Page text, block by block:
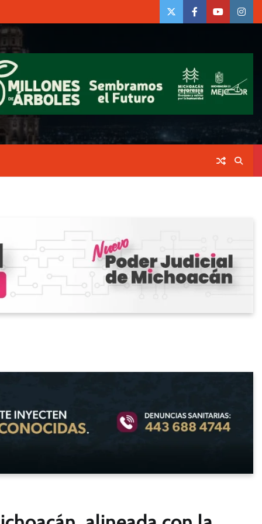
twiter Face Youtubeinsta